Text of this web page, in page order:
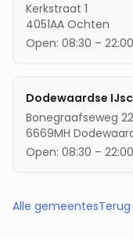
Kerkstraat 1
4051AA Ochten
Open: 08:30 – 22:00
Dodewaardse
Bonegraafseweg 22
6669MH
Open: 08:30 – 22:00
Alle gemeentes